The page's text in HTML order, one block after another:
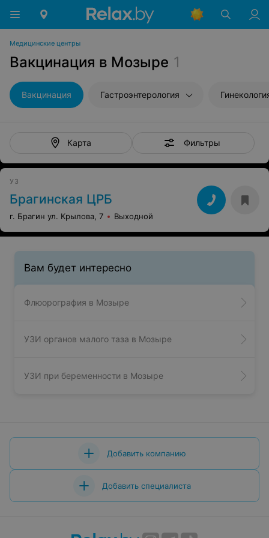
Медицинские центры
Вакцинация в Мозыре 1
Вакцинация Гастроэнтерология
Карта Фильтры
УЗ
Брагинская ЦРБ
г. Брагин ул. Крылова, 7 Выходной
Вам будет интересно
Флюорография в Мозыре
УЗИ органов малого таза в Мозыре
УЗИ при беременности в Мозыре
Добавить компанию
Добавить специалиста